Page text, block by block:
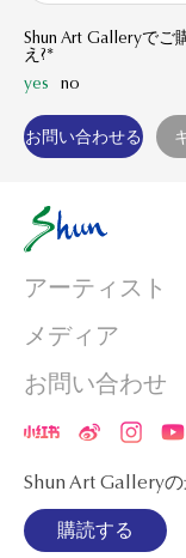
Shun Art Galleryで
え?*
yes
no
アーティスト
メディア
お問い合わせ
Shun Art Gallery
購読する